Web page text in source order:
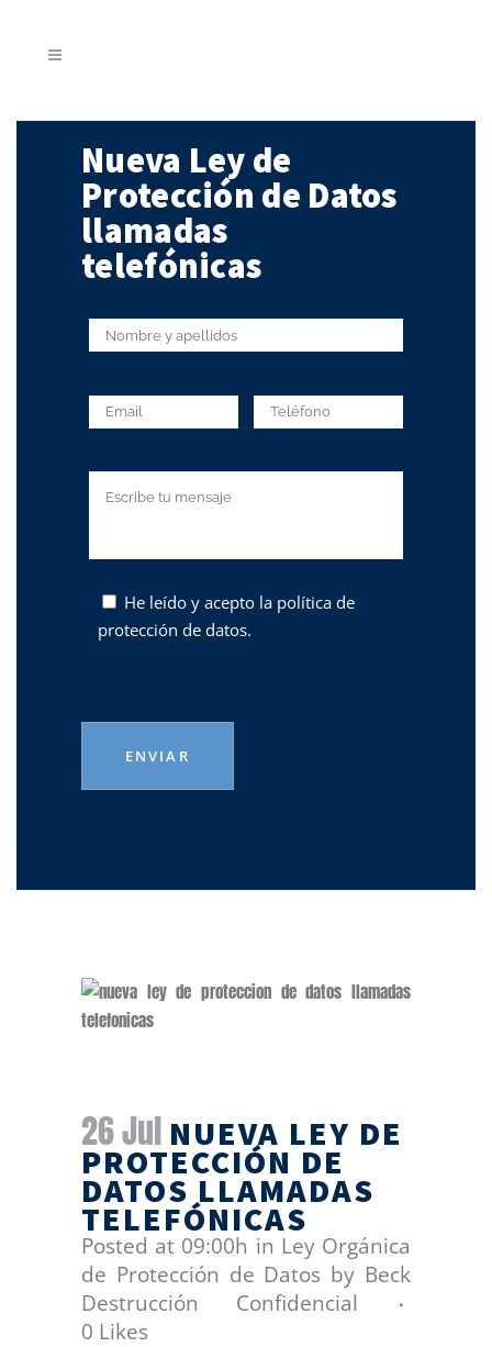
Nueva Ley de
Protección de Datos
llamadas
telefónicas
He leído y acepto la política de
protección de datos.
26 Jul NUEVA LEY DE
PROTECCIÓN DE
DATOS LLAMADAS
TELEFÓNICAS
Posted at 09:00h in Ley Orgánica
de Protección de Datos by Beck
Destrucción Confidencial
0 Likes